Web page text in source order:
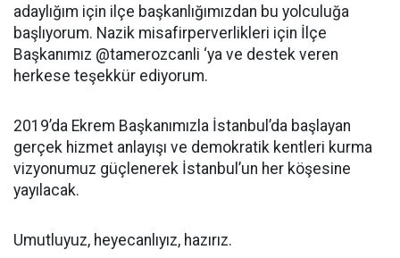
adaylığım için ilçe başkanlığımızdan bu yolculuğa
başlıyorum. Nazik misafirperverlikleri için İlçe
Başkanımız @tamerozcanli ‘ya ve destek veren
herkese teşekkür ediyorum.
2019’da Ekrem Başkanımızla İstanbul’da başlayan
gerçek hizmet anlayışı ve demokratik kentleri kurma
vizyonumuz güçlenerek İstanbul’un her köşesine
yayılacak.
Umutluyuz, heyecanlıyız, hazırız.